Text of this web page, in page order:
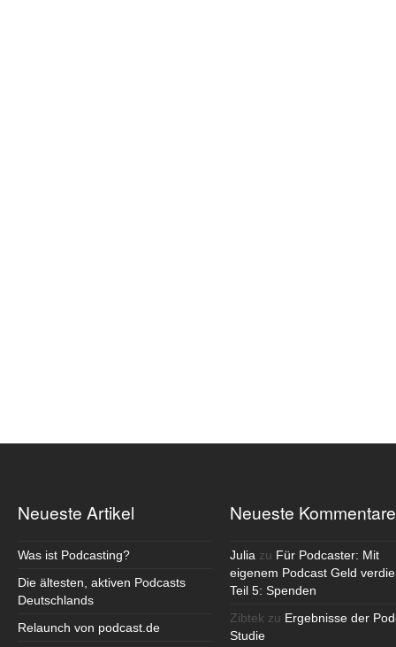
Neueste Artikel
Was ist Podcasting?
Die ältesten, aktiven Podcasts
Deutschlands
Relaunch von podcast.de
Neueste Kommentare
Julia zu Für Podcaster: Mit
eigenem Podcast Geld
Teil 5: Spenden
Zibtek zu Ergebnisse der
Studie